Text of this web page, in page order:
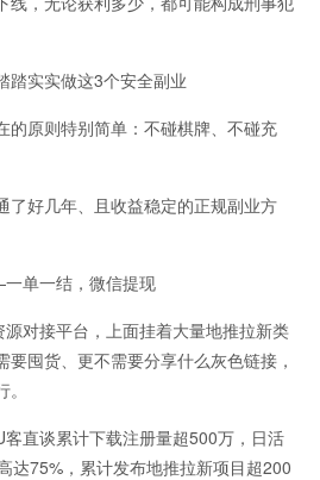
实实做这3个安全副业
原则特别简单：不碰棋牌、不碰充
好几年、且收益稳定的正规副业方
一结，微信提现
对接平台，上面挂着大量地推拉新类
囤货、更不需要分享什么灰色链接，
直谈累计下载注册量超500万，日活
达75%，累计发布地推拉新项目超200